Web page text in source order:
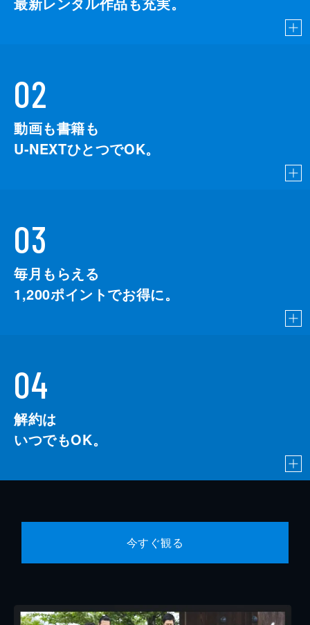
02
動画も書籍も
U-NEXTひとつでOK。
03
毎月もらえる
1,200ポイントでお得に。
04
解約は
いつでもOK。
今すぐ観る